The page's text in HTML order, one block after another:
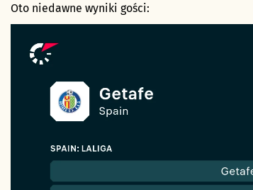
Oto niedawne wyniki gości: